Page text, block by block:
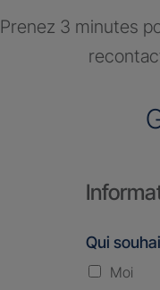
Prenez 3 minutes
Qui
Moi